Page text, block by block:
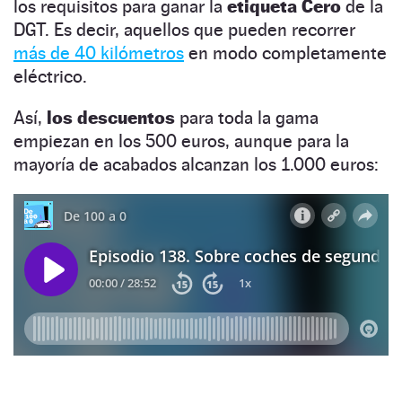
los requisitos para ganar la etiqueta Cero de la
DGT. Es decir, aquellos que pueden recorrer
más de 40 kilómetros en modo completamente
eléctrico.
Así, los descuentos para toda la gama
empiezan en los 500 euros, aunque para la
mayoría de acabados alcanzan los 1.000 euros: